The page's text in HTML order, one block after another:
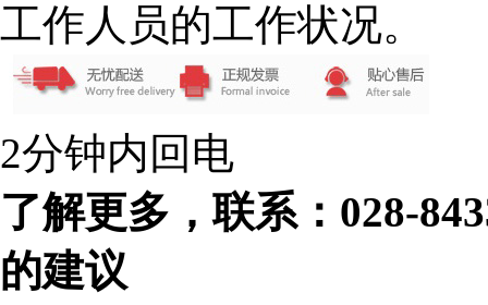
工作人员的工作状况。
2分钟内回电
了解更多，联系：028-
的建议